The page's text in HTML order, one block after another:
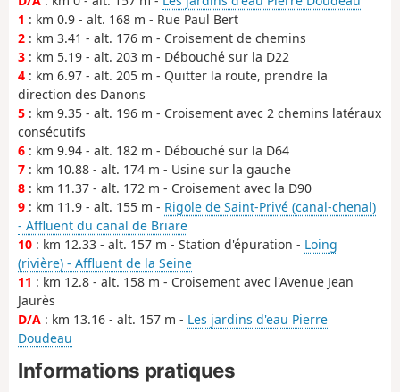
1 : km 0.9 - alt. 168 m - Rue Paul Bert
2 : km 3.41 - alt. 176 m - Croisement de chemins
3 : km 5.19 - alt. 203 m - Débouché sur la D22
4 : km 6.97 - alt. 205 m - Quitter la route, prendre la
direction des Danons
5 : km 9.35 - alt. 196 m - Croisement avec 2 chemins latéraux
consécutifs
6 : km 9.94 - alt. 182 m - Débouché sur la D64
7 : km 10.88 - alt. 174 m - Usine sur la gauche
8 : km 11.37 - alt. 172 m - Croisement avec la D90
9 : km 11.9 - alt. 155 m - Rigole de Saint-Privé (canal-chenal)
- Affluent du canal de Briare
10 : km 12.33 - alt. 157 m - Station d'épuration - Loing
(rivière) - Affluent de la Seine
11 : km 12.8 - alt. 158 m - Croisement avec l'Avenue Jean
Jaurès
D/A : km 13.16 - alt. 157 m - Les jardins d'eau Pierre
Doudeau
Informations pratiques